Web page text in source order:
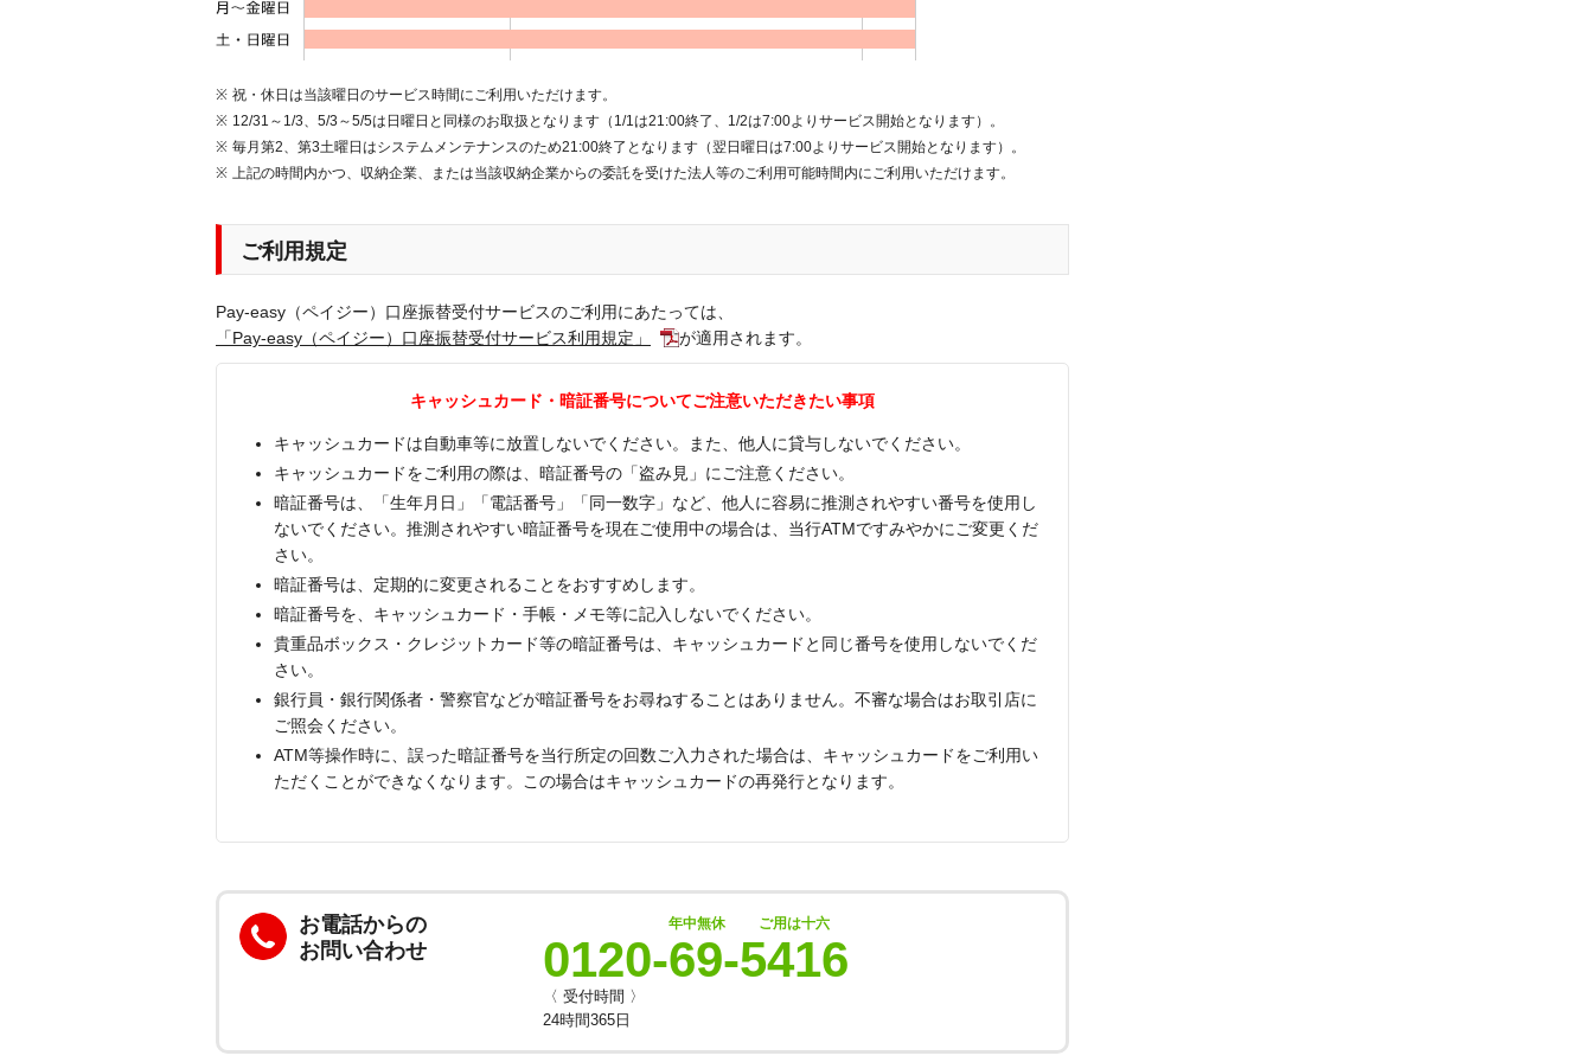
祝・休日は当該曜日のサービス時間にご利用いただけます。
12/31～1/3、5/3～5/5は日曜日と同様のお取扱となります（1/1は21:00終了、1/2は7:00よりサービス開始となります）。
毎月第2、第3土曜日はシステムメンテナンスのため21:00終了となります（翌日曜日は7:00よりサービス開始となります）。
上記の時間内かつ、収納企業、または当該収納企業からの委託を受けた法人等のご利用可能時間内にご利用いただけます。
ご利用規定
Pay-easy（ペイジー）口座振替受付サービスのご利用にあたっては、
「Pay-easy（ペイジー）口座振替受付サービス利用規定」
が適用されます。
キャッシュカード・暗証番号についてご注意いただきたい事項
キャッシュカードは自動車等に放置しないでください。また、他人に貸与しないでください。
キャッシュカードをご利用の際は、暗証番号の「盗み見」にご注意ください。
暗証番号は、「生年月日」「電話番号」「同一数字」など、他人に容易に推測されやすい番号を使用し
ないでください。推測されやすい暗証番号を現在ご使用中の場合は、当行ATMですみやかにご変更くだ
さい。
暗証番号は、定期的に変更されることをおすすめします。
暗証番号を、キャッシュカード・手帳・メモ等に記入しないでください。
貴重品ボックス・クレジットカード等の暗証番号は、キャッシュカードと同じ番号を使用しないでくだ
さい。
銀行員・銀行関係者・警察官などが暗証番号をお尋ねすることはありません。不審な場合はお取引店に
ご照会ください。
ATM等操作時に、誤った暗証番号を当行所定の回数ご入力された場合は、キャッシュカードをご利用い
ただくことができなくなります。この場合はキャッシュカードの再発行となります。
お電話からの
お問い合わせ
0120-69
年中無休
-5416
ご用は十六
〈 受付時間 〉
24時間365日